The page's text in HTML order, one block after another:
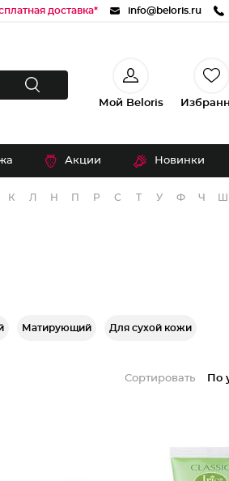
доставка* info@beloris.ru
Мой Beloris
Акции Новинки
К Л Н П Р С Т У Ф Ч
Матирующий Для сухой кожи
Сортировать По